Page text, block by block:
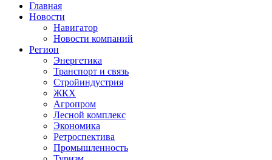
Главная
Новости
Навигатор
Новости компаний
Регион
Энергетика
Транспорт и связь
Стройиндустрия
ЖКХ
Агропром
Лесной комплекс
Экономика
Ретроспектива
Промышленность